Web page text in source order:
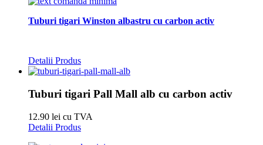
Tuburi tigari Winston albastru cu carbon activ
Detalii Produs
Tuburi tigari Pall Mall alb cu carbon activ
12.90 lei cu TVA
Detalii Produs